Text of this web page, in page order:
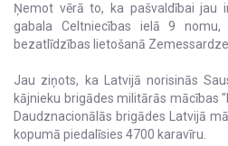
Ņemot vērā to, ka pašvaldībai jau
gabala Celtniecības ielā 9
bezatlīdzības lietošanā
Jau ziņots, ka Latvijā norisinās
kājnieku brigādes militārās mācības
Daudznacionālās brigādes Latvijā
kopumā piedalīsies 4700 karavīru.